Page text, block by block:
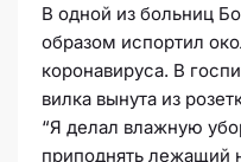
В одной из больниц
образом испортил
коронавируса. В
вилка вынута из
“Я делал влажную
приподнять лежащий